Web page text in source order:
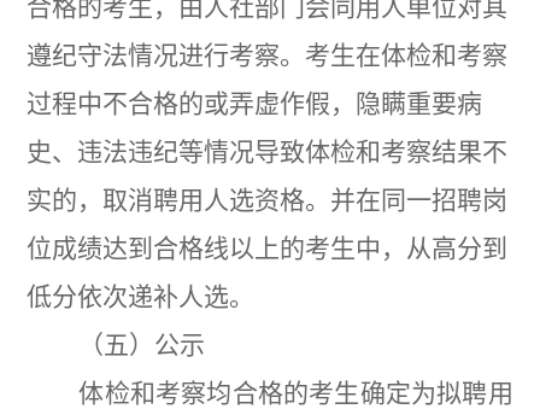
合格的考生，由人社部门会同用人单位对其
遵纪守法情况进行考察。考生在体检和考察
过程中不合格的或弄虚作假，隐瞒重要病
史、违法违纪等情况导致体检和考察结果不
实的，取消聘用人选资格。并在同一招聘岗
位成绩达到合格线以上的考生中，从高分到
低分依次递补人选。
（五）公示
体检和考察均合格的考生确定为拟聘用